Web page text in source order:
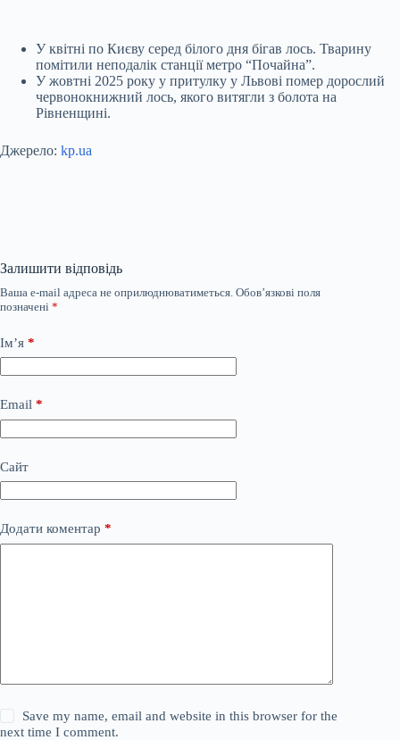
У квітні по Києву серед білого дня бігав лось. Тварину
помітили неподалік станції метро “Почайна”.
У жовтні 2025 року у притулку у Львові помер дорослий
червонокнижний лось, якого витягли з болота на
Рівненщині.
Джерело: kp.ua
Залишити відповідь
Ваша e-mail адреса не оприлюднюватиметься. Обов’язкові поля
позначені *
Ім’я *
Email *
Сайт
Додати коментар *
Save my name, email and website in this browser for the
next time I comment.